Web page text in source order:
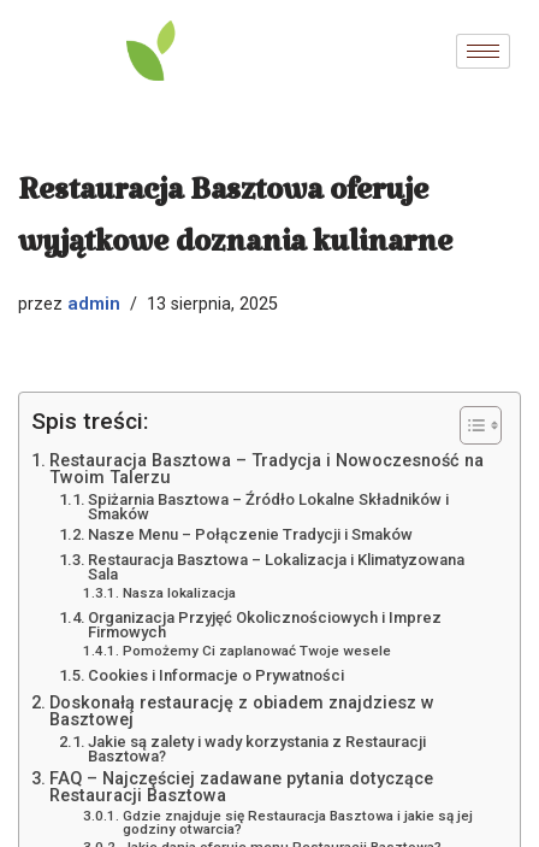
Restauracja Basztowa oferuje
wyjątkowe doznania kulinarne
przez admin 13 sierpnia, 2025
Spis treści:
Restauracja Basztowa – Tradycja i Nowoczesność na
Twoim Talerzu
Spiżarnia Basztowa – Źródło Lokalne Składników i
Smaków
Nasze Menu – Połączenie Tradycji i Smaków
Restauracja Basztowa – Lokalizacja i Klima­t­y­z­owana
Sala
Nasza lokalizacja
Organizacja Przyjęć Okolicznościowych i Imprez
Firmowych
Pomożemy Ci zaplanować Twoje wesele
Cookies i Informacje o Prywatności
Doskonałą restaurację z obiadem znajdziesz w
Basztowej
Jakie są zalety i wady korzystania z Restauracji
Basztowa?
FAQ – Najczęściej zadawane pytania dotyczące
Restauracji Basztowa
Gdzie znajduje się Restauracja Basztowa i jakie są jej
godziny otwarcia?